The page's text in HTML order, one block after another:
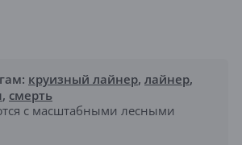
круизный лайнер, лайнер,
, смерть
с масштабными лесными